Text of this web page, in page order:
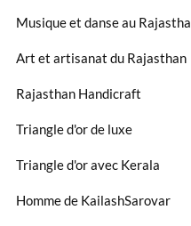
Musique et danse au
Art et artisanat du Rajasthan
Rajasthan Handicraft
Triangle d'or de luxe
Triangle d'or avec Kerala
Homme de KailashSarovar